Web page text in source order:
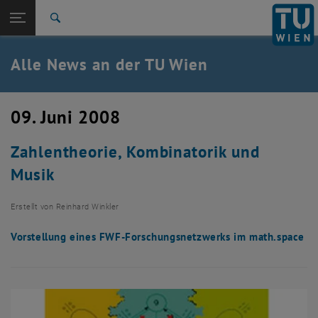
TU Login
Quicklinks
Quicklinks-Menü umschalten
Studium
Karriere
Zurück: Subseiten von TU Wien Startseite auflisten
Zurück zur letzten Ebene:
TU Wien Startseite
Übersicht
Alle News an der TU Wien
09. Juni 2008
Zahlentheorie, Kombinatorik und
Musik
Erstellt von Reinhard Winkler
Vorstellung eines FWF-Forschungsnetzwerks im math.space